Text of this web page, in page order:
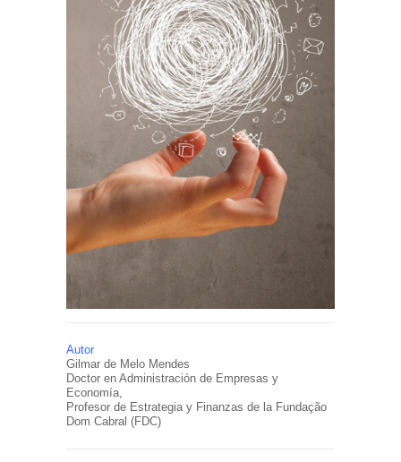
Autor
Gilmar de Melo Mendes
Doctor en Administración de Empresas y
Economía,
Profesor de Estrategia y Finanzas de la Fundação
Dom Cabral (FDC)